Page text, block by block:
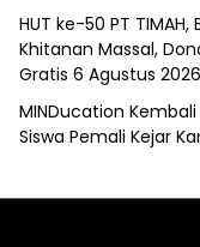
HUT ke-50 PT
Khitanan Massal,
Gratis 6 Agustus 2026
MINDucation Kembali
Siswa Pemali Kejar